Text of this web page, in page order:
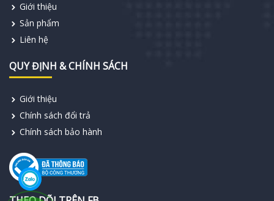
Giới thiệu
Sản phẩm
Liên hệ
QUY ĐỊNH & CHÍNH SÁCH
Giới thiệu
Chính sách đổi trả
Chính sách bảo hành